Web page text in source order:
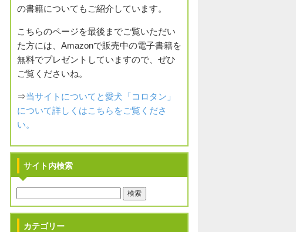
の書籍についてもご紹介しています。
こちらのページを最後までご覧いただい
た方には、Amazonで販売中の電子書籍を
無料でプレゼントしていますので、ぜひ
ご覧くださいね。
⇒当サイトについてと愛犬「コロタン」
について詳しくはこちらをご覧くださ
い。
サイト内検索
カテゴリー